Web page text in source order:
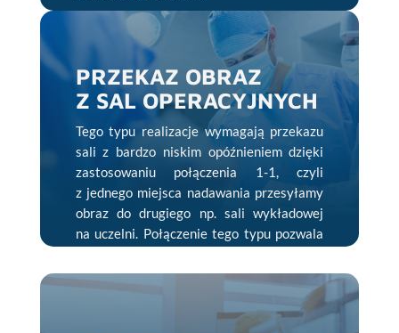
PRZEKAZ OBRAZ
Z SAL OPERACYJNYCH
Tego typu realizacje wymagają przekazu
sali z bardzo niskim opóźnieniem dzięki
zastosowaniu połączenia 1-1, czyli
z jednego miejsca nadawania przesyłamy
obraz do drugiego np. sali wykładowej
na uczelni. Połączenie tego typu pozwala
osobami z różnych sal.